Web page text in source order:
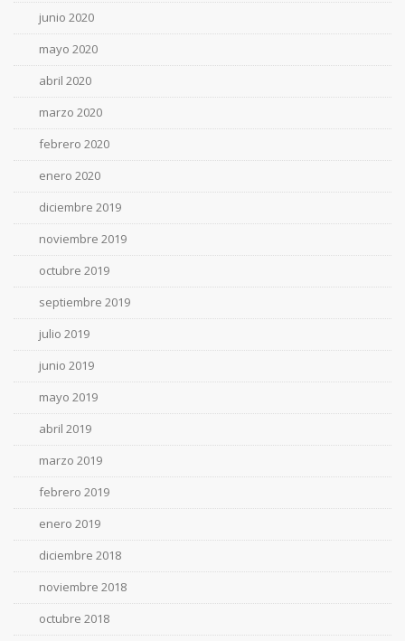
junio 2020
mayo 2020
abril 2020
marzo 2020
febrero 2020
enero 2020
diciembre 2019
noviembre 2019
octubre 2019
septiembre 2019
julio 2019
junio 2019
mayo 2019
abril 2019
marzo 2019
febrero 2019
enero 2019
diciembre 2018
noviembre 2018
octubre 2018